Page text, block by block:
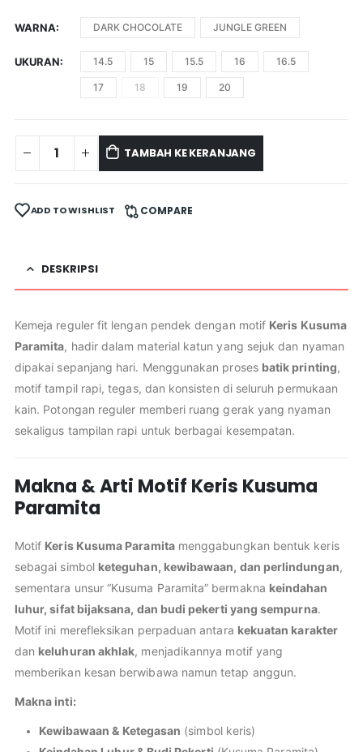
WARNA DARK CHOCOLATE JUNGLE GREEN
UKURAN 14.5 15 15.5 16 16.5
17 18 19 20
TAMBAH KE KERANJANG
ADD TO WISHLIST COMPARE
DESKRIPSI
Kemeja reguler fit lengan pendek dengan motif Keris Kusuma
Paramita, hadir dalam material katun yang sejuk dan nyaman
dipakai sepanjang hari. Menggunakan proses batik printing,
motif tampil rapi, tegas, dan konsisten di seluruh permukaan
kain. Potongan reguler memberi ruang gerak yang nyaman
sekaligus tampilan rapi untuk berbagai kesempatan.
Makna & Arti Motif Keris Kusuma
Paramita
Motif Keris Kusuma Paramitamenggabungkan bentuk keris
sebagai simbol keteguhan, kewibawaan, dan perlindungan,
sementara unsur “Kusuma Paramita” bermakna keindahan
luhur, sifat bijaksana, dan budi pekerti yang sempurna.
Motif ini merefleksikan perpaduan antara kekuatan karakter
dan keluhuran akhlak, menjadikannya motif yang
memberikan kesan berwibawa namun tetap anggun.
Makna inti:
Kewibawaan & Ketegasan (simbol keris)